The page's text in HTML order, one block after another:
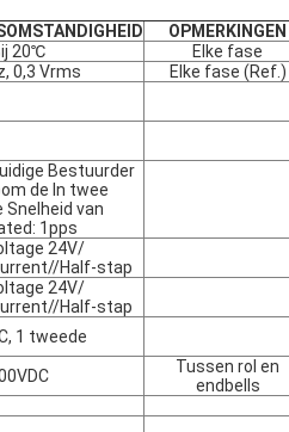
OPMERKINGEN
20℃
Elke fase
0,3 Vrms
Elke fase (Ref.)
Bestuurder
de In twee
van
1pps
24V/
Half-stap
24V/
Half-stap
1 tweede
Tussen rol en
endbells